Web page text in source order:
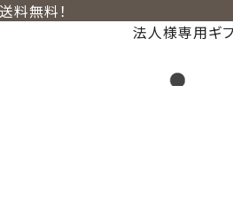
料無料！
法人様専用ギ